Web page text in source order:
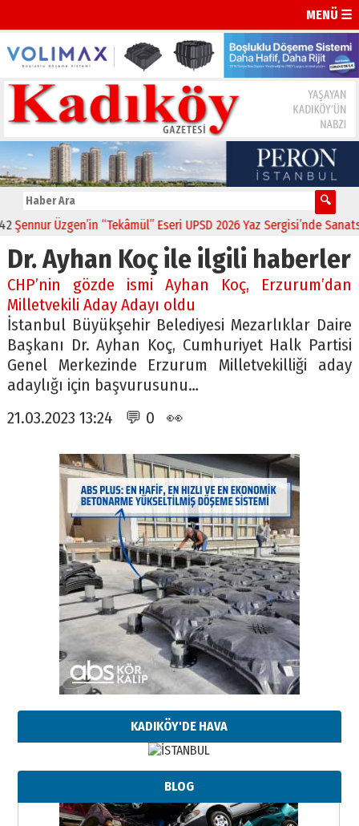
MENÜ ☰
Üzgen’in “Tekâmül” Eseri UPSD 2026 Yaz Sergisi’nde
Dr. Ayhan Koç ile ilgili haberler
CHP’nin gözde ismi Ayhan Koç, Erzurum’dan
Milletvekili Aday Adayı oldu
İstanbul Büyükşehir Belediyesi Mezarlıklar Daire
Başkanı Dr. Ayhan Koç, Cumhuriyet Halk Partisi
Genel Merkezinde Erzurum Milletvekilliği aday
adaylığı için başvurusunu…
21.03.2023 13:24 💬 0 👀
KADIKÖY'DE HAVA
BLOG